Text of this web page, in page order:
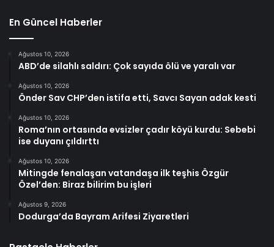
En Güncel Haberler
Ağustos 10, 2026
ABD’de silahlı saldırı: Çok sayıda ölü ve yaralı var
Ağustos 10, 2026
Önder Sav CHP’den istifa etti, Savcı Sayan adak kesti
Ağustos 10, 2026
Roma’nın ortasında evsizler çadır köyü kurdu: Sebebi
ise duyanı çıldırttı
Ağustos 10, 2026
Mitingde fenalaşan vatandaşa ilk teşhis Özgür
Özel’den: Biraz bilirim bu işleri
Ağustos 9, 2026
Dodurga’da Bayram Arifesi Ziyaretleri